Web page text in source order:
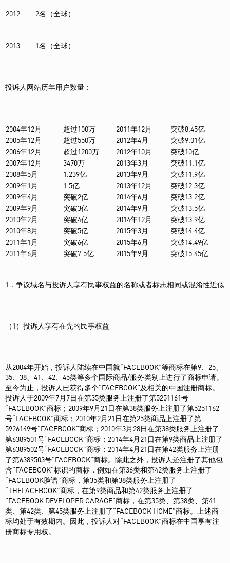
2012 2名（全球）
2013 1名（全球）
投诉人网站历年用户数量：
2004年12月 超过100万 2011年12月
突破8.45亿
2005年12月
超过550万 2012年4月
突破9.01亿
2006年12月
超过1200万 2012年10月
突破10亿
2007年12月
3470万 2013年3月
突破11.1亿
2008年5月
1.239亿 2013年9月
突破11.9亿
2009年1月
1.5亿 2013年12月
突破12.3亿
2009年4月
突破2亿 2014年6月
突破13.2亿
2009年9月
突破3亿 2014年9月
突破13.5亿
2010年2月
突破4亿 2014年12月
突破13.9亿
2010年8月
突破5亿 2015年3月
突破14.4亿
2011年1月
突破6亿 2015年6月
突破14.49亿
2011年6月
突破7.5亿 2015年9月 突破15.45亿
1．争议域名与投诉人享有民事权益的名称或者标志相同或混淆性近似
（1）投诉人享有在先的民事权益
从2004年开始，投诉人陆续在中国就“FACEBOOK”等商标在第9、25、
35、38、41、42、45类等多个国际商品/服务类别上进行了商标申请。
至今为止，投诉人已获得多个“FACEBOOK”及相关的中国注册商标。
投诉人于2009年7月7日在第35类服务上注册了第5251161号
“FACEBOOK”商标；2009年9月21日在第38类服务上注册了第5251162
号“FACEBOOK”商标；2010年2月21日在第25类商品上注册了第
5926149号“FACEBOOK”商标；2010年3月28日在第38类服务上注册了
第6389501号“FACEBOOK”商标；2014年4月21日在第9类商品上注册了
第6389502号“FACEBOOK”商标；2014年4月21日在第42类服务上注册
了第6389503号“FACEBOOK”商标。除此之外，投诉人还注册了其他包
含“FACEBOOK”标识的商标，例如在第36类和第42类服务上注册了
“FACEBOOK脸谱”商标，第35类和第38类服务上注册了
“THEFACEBOOK”商标，在第9类商品和第42类服务上注册了
“FACEBOOK DEVELOPER GARAGE”商标，在第35类、第38类、第41
类、第42类、第45类服务上注册了“FACEBOOK HOME”商标。上述商
标均处于有效期内。因此，投诉人对“FACEBOOK”商标在中国享有注
册商标专用权。